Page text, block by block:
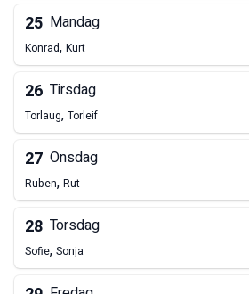
25 Mandag
Konrad, Kurt
26 Tirsdag
Torlaug, Torleif
27 Onsdag
Ruben, Rut
28 Torsdag
Sofie, Sonja